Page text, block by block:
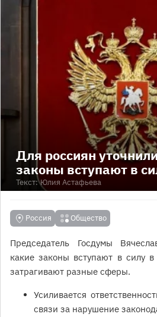
Для россиян
законы вступают в
Текст: Юлия Астафьева
Россия Общество
Председатель Госдумы
какие законы вступают в силу
затрагивают разные сферы.
Усиливается
связи за нарушение